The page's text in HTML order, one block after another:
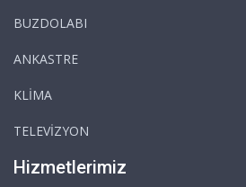
BUZDOLABI
ANKASTRE
KLİMA
TELEVİZYON
Hizmetlerimiz